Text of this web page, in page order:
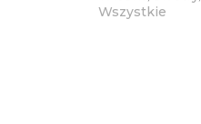
Wszystkie